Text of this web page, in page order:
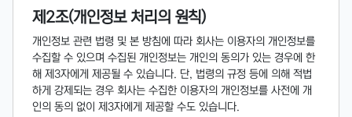
제2조(개인정보 처리의 원칙)
개인정보 관련 법령 및 본 방침에 따라 회사는 이용자의 개인정보를
수집할 수 있으며 수집된 개인정보는 개인의 동의가 있는 경우에 한
해 제3자에게 제공될 수 있습니다. 단, 법령의 규정 등에 의해 적법
하게 강제되는 경우 회사는 수집한 이용자의 개인정보를 사전에 개
인의 동의 없이 제3자에게 제공할 수도 있습니다.